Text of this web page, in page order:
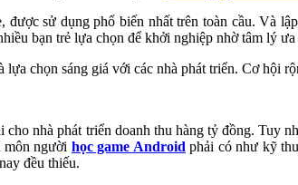
sử dụng phổ biến nhất trên toàn cầu. Và
bạn trẻ lựa chọn để khởi nghiệp nhờ tâm lý
chọn sáng giá với các nhà phát triển. Cơ hội
nhà phát triển doanh thu hàng tỷ đồng.
môn người học game Android phải có như kỹ
đều thiếu.